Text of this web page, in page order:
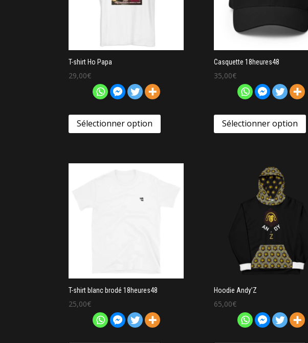
T-shirt Ho Papa
29,00€
Sélectionner option
Casquette 18heures48
35,00€
Sélectionner option
T-shirt blanc brodé 18heures48
25,00€
Hoodie Andy’Z
65,00€